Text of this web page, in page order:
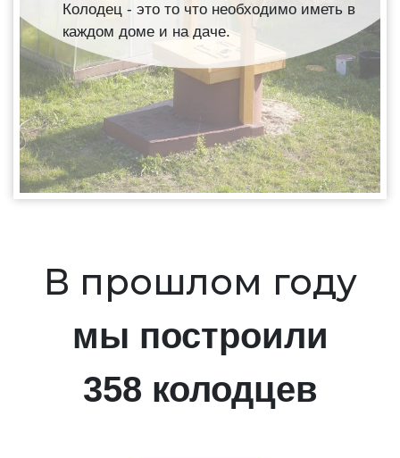
Колодец - это то что необходимо иметь в
каждом доме и на даче.
В прошлом году
мы построили
358 колодцев